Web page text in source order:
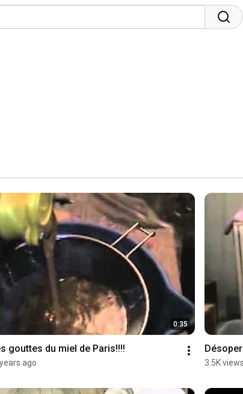
0:35
gouttes du miel de Paris!!!!
ago 3.5K views